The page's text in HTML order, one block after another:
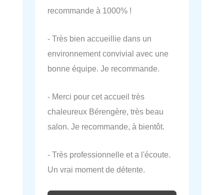
recommande à 1000% !
- Très bien accueillie dans un
environnement convivial avec une
bonne équipe. Je recommande.
- Merci pour cet accueil très
chaleureux Bérengère, très beau
salon. Je recommande, à bientôt.
- Très professionnelle et a l'écoute.
Un vrai moment de détente.